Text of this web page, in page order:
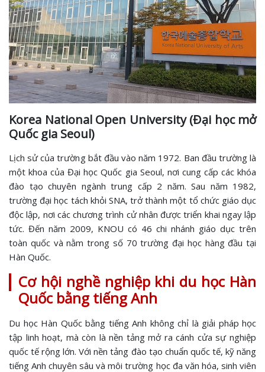
Korea National Open University (Đại học mở
Quốc gia Seoul)
Lịch sử của trường bắt đầu vào năm 1972. Ban đầu trường là
một khoa của Đại học Quốc gia Seoul, nơi cung cấp các khóa
đào tạo chuyên ngành trung cấp 2 năm. Sau năm 1982,
trường đại học tách khỏi SNA, trở thành một tổ chức giáo dục
độc lập, nơi các chương trình cử nhân được triển khai ngay lập
tức. Đến năm 2009, KNOU có 46 chi nhánh giáo dục trên
toàn quốc và nằm trong số 70 trường đại học hàng đầu tại
Hàn Quốc.
Cơ hội nghề nghiệp khi du học Hàn
Quốc bằng tiếng Anh
Du học Hàn Quốc bằng tiếng Anh không chỉ là giải pháp học
tập linh hoạt, mà còn là nền tảng mở ra cánh cửa sự nghiệp
quốc tế rộng lớn. Với nền tảng đào tạo chuẩn quốc tế, kỹ năng
tiếng Anh chuyên sâu và môi trường học đa văn hóa, sinh viên